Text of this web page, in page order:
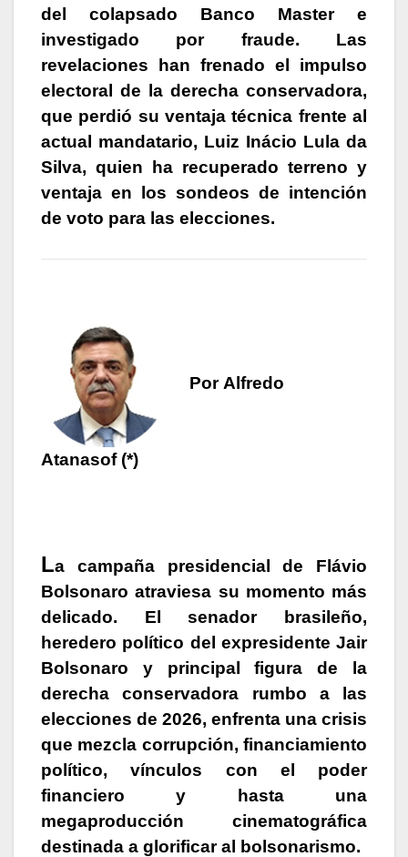
del colapsado Banco Master e
investigado por fraude. Las
revelaciones han frenado el impulso
electoral de la derecha conservadora,
que perdió su ventaja técnica frente al
actual mandatario, Luiz Inácio Lula da
Silva, quien ha recuperado terreno y
ventaja en los sondeos de intención
de voto para las elecciones.
Por Alfredo
Atanasof (*)
La campaña presidencial de Flávio
Bolsonaro atraviesa su momento más
delicado. El senador brasileño,
heredero político del expresidente Jair
Bolsonaro y principal figura de la
derecha conservadora rumbo a las
elecciones de 2026, enfrenta una crisis
que mezcla corrupción, financiamiento
político, vínculos con el poder
financiero y hasta una
megaproducción cinematográfica
destinada a glorificar al bolsonarismo.